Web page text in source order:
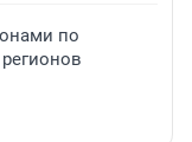
по